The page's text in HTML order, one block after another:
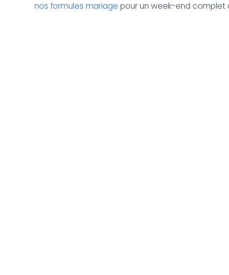
nos formules mariage pour un week-end